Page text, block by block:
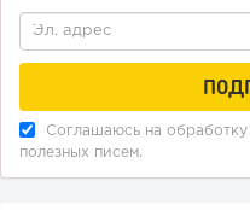
Соглашаюсь на обработку
полезных писем.